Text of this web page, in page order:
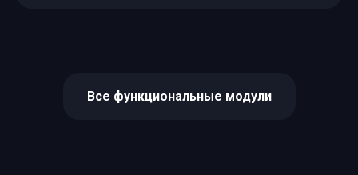
Все функциональные модули